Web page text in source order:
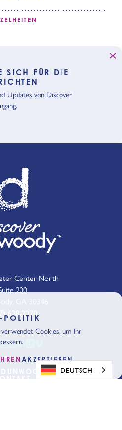
SICH FÜR DIE
Updates von Discover
Center North
200
630-2270
DUNWOODYBLOGMEDIEN
POLITIK
Cookies, um Ihr
AKZEPTIEREN
DEUTSCH